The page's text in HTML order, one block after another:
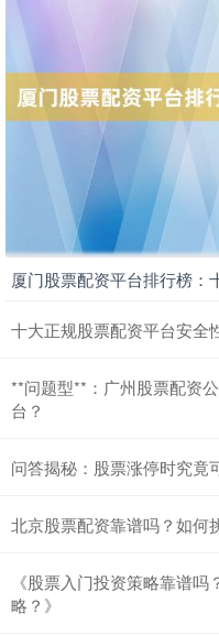
北证50
基金指数
厦门股票配资平台排行榜：
十大正规股票配资平台安全
**问题型**：广州股票配资
台？
问答揭秘：股票涨停时究竟
北京股票配资靠谱吗？如何
《股票入门投资策略靠谱
略？》